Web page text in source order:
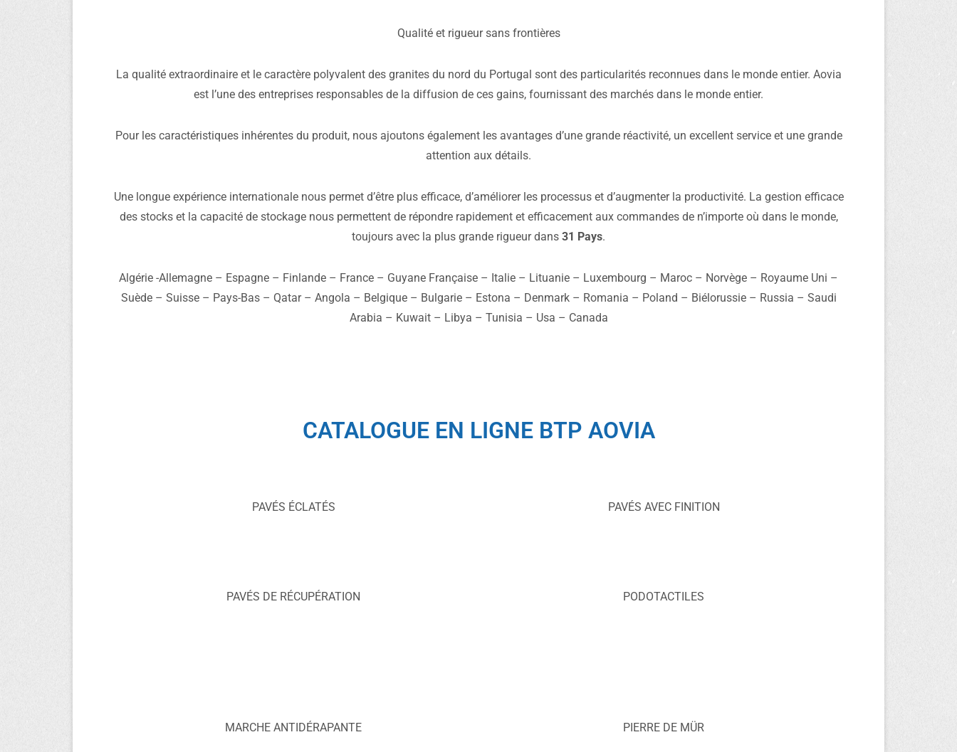
Qualité et rigueur sans frontières
La qualité extraordinaire et le caractère polyvalent des granites du nord du Portugal sont des particularités reconnues dans le monde entier. Aovia
est l’une des entreprises responsables de la diffusion de ces gains, fournissant des marchés dans le monde entier.
Pour les caractéristiques inhérentes du produit, nous ajoutons également les avantages d’une grande réactivité, un excellent service et une grande
attention aux détails.
Une longue expérience internationale nous permet d’être plus efficace, d’améliorer les processus et d’augmenter la productivité. La gestion efficace
des stocks et la capacité de stockage nous permettent de répondre rapidement et efficacement aux commandes de n’importe où dans le monde,
toujours avec la plus grande rigueur dans 31 Pays.
Algérie -Allemagne – Espagne – Finlande – France – Guyane Française – Italie – Lituanie – Luxembourg – Maroc – Norvège – Royaume Uni –
Suède – Suisse – Pays-Bas – Qatar – Angola – Belgique – Bulgarie – Estona – Denmark – Romania – Poland – Biélorussie – Russia – Saudi
Arabia – Kuwait – Libya – Tunisia – Usa – Canada
CATALOGUE EN LIGNE BTP AOVIA
PAVÉS ÉCLATÉS PAVÉS AVEC FINITION
PAVÉS DE RÉCUPÉRATION PODOTACTILES
MARCHE ANTIDÉRAPANTE PIERRE DE MÜR